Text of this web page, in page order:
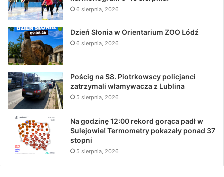
6 sierpnia, 2026
Dzień Słonia w Orientarium ZOO Łódź
6 sierpnia, 2026
Pościg na S8. Piotrkowscy policjanci
zatrzymali włamywacza z Lublina
5 sierpnia, 2026
Na godzinę 12:00 rekord gorąca padł w
Sulejowie! Termometry pokazały ponad 37
stopni
5 sierpnia, 2026